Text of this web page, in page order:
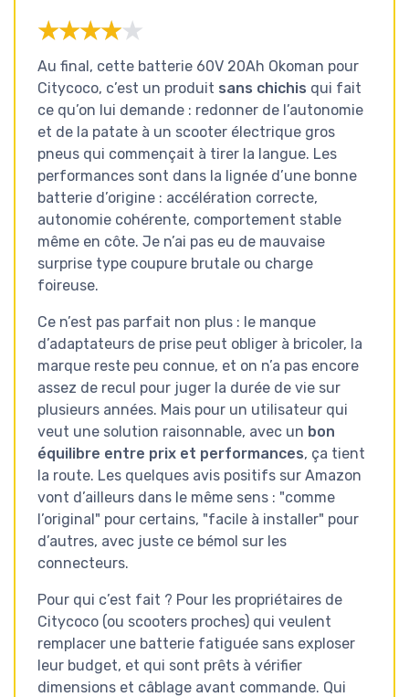
★★★★★
★★★★★
Au final, cette batterie 60V 20Ah Okoman pour
Citycoco, c’est un produit sans chichis qui fait
ce qu’on lui demande : redonner de l’autonomie
et de la patate à un scooter électrique gros
pneus qui commençait à tirer la langue. Les
performances sont dans la lignée d’une bonne
batterie d’origine : accélération correcte,
autonomie cohérente, comportement stable
même en côte. Je n’ai pas eu de mauvaise
surprise type coupure brutale ou charge
foireuse.
Ce n’est pas parfait non plus : le manque
d’adaptateurs de prise peut obliger à bricoler, la
marque reste peu connue, et on n’a pas encore
assez de recul pour juger la durée de vie sur
plusieurs années. Mais pour un utilisateur qui
veut une solution raisonnable, avec un bon
équilibre entre prix et performances, ça tient
la route. Les quelques avis positifs sur Amazon
vont d’ailleurs dans le même sens : "comme
l’original" pour certains, "facile à installer" pour
d’autres, avec juste ce bémol sur les
connecteurs.
Pour qui c’est fait ? Pour les propriétaires de
Citycoco (ou scooters proches) qui veulent
remplacer une batterie fatiguée sans exploser
leur budget, et qui sont prêts à vérifier
dimensions et câblage avant commande. Qui